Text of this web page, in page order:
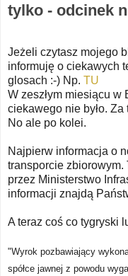
tylko - odcinek
Jeżeli czytasz mojego
informuję o ciekawych
glosach :-) Np. TU
W zeszłym miesiącu
ciekawego nie było. Za
No ale po kolei.
Najpierw informacja o
transporcie zbiorowym.
przez Ministerstwo
informacji znajdą
A teraz coś co tygryski
"Wyrok pozbawiający
spółce jawnej z powodu